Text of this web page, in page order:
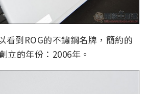
看到ROG的不鏽鋼名牌，簡約的
立的年份：2006年。